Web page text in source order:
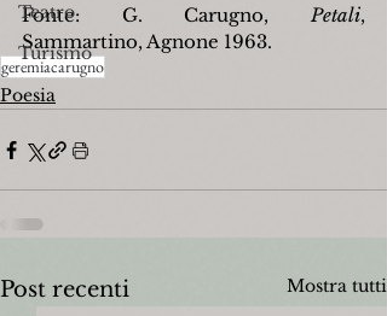
Teatro
Turismo
Fonte: G. Carugno, Petali,
Sammartino, Agnone 1963.
geremiacarugno
Poesia
Post recenti Mostra tutti